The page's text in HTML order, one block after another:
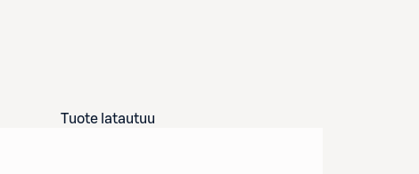
Tuote latautuu